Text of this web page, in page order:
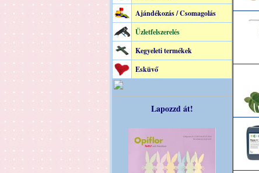
Ajándékozás / Csomagolás
Üzletfelszerelés
Kegyeleti termékek
Esküvő
Lapozzd át!